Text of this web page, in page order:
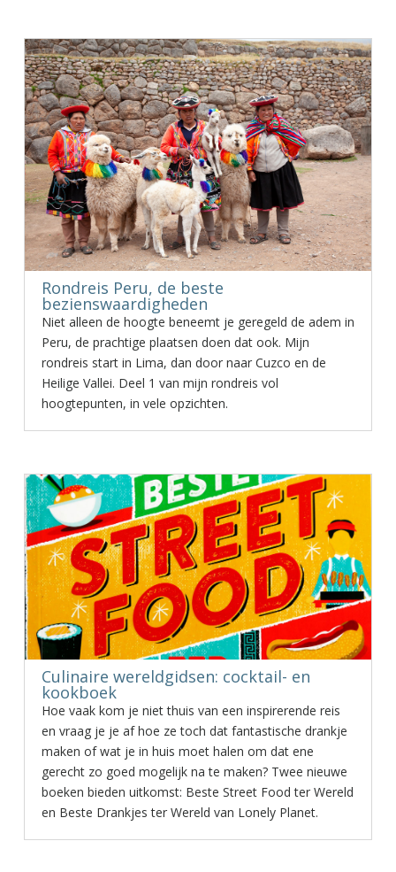
Rondreis Peru, de beste
bezienswaardigheden
Niet alleen de hoogte beneemt je geregeld de adem in
Peru, de prachtige plaatsen doen dat ook. Mijn
rondreis start in Lima, dan door naar Cuzco en de
Heilige Vallei. Deel 1 van mijn rondreis vol
hoogtepunten, in vele opzichten.
Culinaire wereldgidsen: cocktail- en
kookboek
Hoe vaak kom je niet thuis van een inspirerende reis
en vraag je je af hoe ze toch dat fantastische drankje
maken of wat je in huis moet halen om dat ene
gerecht zo goed mogelijk na te maken? Twee nieuwe
boeken bieden uitkomst: Beste Street Food ter Wereld
en Beste Drankjes ter Wereld van Lonely Planet.